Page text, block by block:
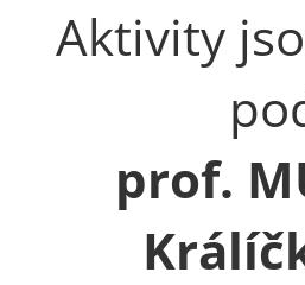
Aktivity
prof.